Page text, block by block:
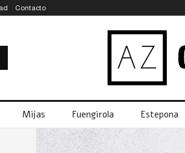
Contacto
Mijas Fuengirola Estepona